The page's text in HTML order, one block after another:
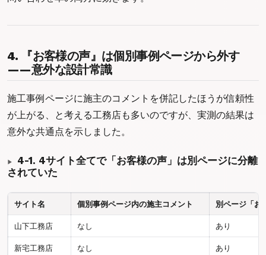
4. 『お客様の声』は個別事例ページから外す
——意外な設計常識
施工事例ページに施主のコメントを併記したほうが信頼性
が上がる、と考える工務店も多いのですが、実測の結果は
意外な共通点を示しました。
4-1. 4サイト全てで「お客様の声」は別ページに分離
されていた
サイト名 個別事例ページ内の施主コメント 別ページ「お
山下工務店 なし あり
新宅工務店 なし あり